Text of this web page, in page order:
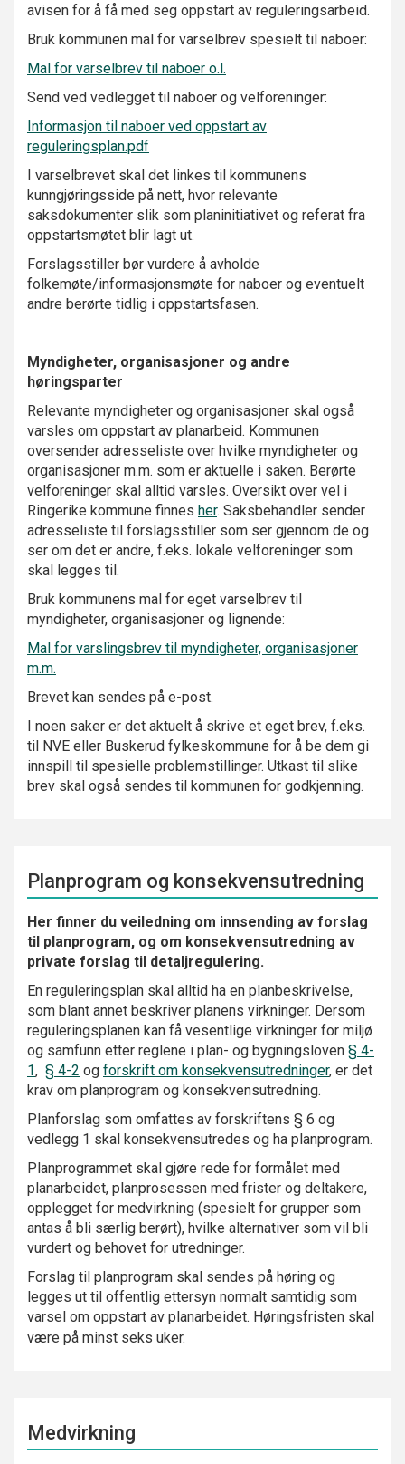
avisen for å få med seg oppstart av reguleringsarbeid.
Bruk kommunen mal for varselbrev spesielt til naboer:
Mal for varselbrev til naboer o.l.
Send ved vedlegget til naboer og velforeninger:
Informasjon til naboer ved oppstart av
reguleringsplan.pdf
I varselbrevet skal det linkes til kommunens
kunngjøringsside på nett, hvor relevante
saksdokumenter slik som planinitiativet og referat fra
oppstartsmøtet blir lagt ut.
Forslagsstiller bør vurdere å avholde
folkemøte/informasjonsmøte for naboer og eventuelt
andre berørte tidlig i oppstartsfasen.
Myndigheter, organisasjoner og andre
høringsparter
Relevante myndigheter og organisasjoner skal også
varsles om oppstart av planarbeid. Kommunen
oversender adresseliste over hvilke myndigheter og
organisasjoner m.m. som er aktuelle i saken. Berørte
velforeninger skal alltid varsles. Oversikt over vel i
Ringerike kommune finnes her. Saksbehandler sender
adresseliste til forslagsstiller som ser gjennom de og
ser om det er andre, f.eks. lokale velforeninger som
skal legges til.
Bruk kommunens mal for eget varselbrev til
myndigheter, organisasjoner og lignende:
Mal for varslingsbrev til myndigheter, organisasjoner
m.m.
Brevet kan sendes på e-post.
I noen saker er det aktuelt å skrive et eget brev, f.eks.
til NVE eller Buskerud fylkeskommune for å be dem gi
innspill til spesielle problemstillinger. Utkast til slike
brev skal også sendes til kommunen for godkjenning.
Planprogram og konsekvensutredning
Her finner du veiledning om innsending av forslag
til planprogram, og om konsekvensutredning av
private forslag til detaljregulering.
En reguleringsplan skal alltid ha en planbeskrivelse,
som blant annet beskriver planens virkninger. Dersom
reguleringsplanen kan få vesentlige virkninger for miljø
og samfunn etter reglene i plan- og bygningsloven § 4-
1, § 4-2 og forskrift om konsekvensutredninger, er det
krav om planprogram og konsekvensutredning.
Planforslag som omfattes av forskriftens § 6 og
vedlegg 1 skal konsekvensutredes og ha planprogram.
Planprogrammet skal gjøre rede for formålet med
planarbeidet, planprosessen med frister og deltakere,
opplegget for medvirkning (spesielt for grupper som
antas å bli særlig berørt), hvilke alternativer som vil bli
vurdert og behovet for utredninger.
Forslag til planprogram skal sendes på høring og
legges ut til offentlig ettersyn normalt samtidig som
varsel om oppstart av planarbeidet. Høringsfristen skal
være på minst seks uker.
Medvirkning